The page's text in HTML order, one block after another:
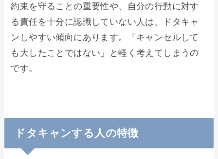
約束を守ることの重要性や、自分の行動に対す
る責任を十分に認識していない人は、ドタキャ
ンしやすい傾向にあります。「キャンセルして
も大したことではない」と軽く考えてしまうの
です。
ドタキャンする人の特徴